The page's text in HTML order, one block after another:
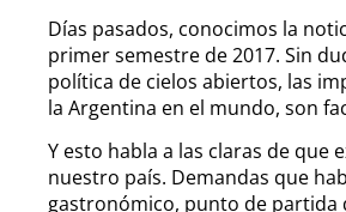
Días pasados, conocimos la
primer semestre de 2017. Sin
política de cielos abiertos, las
la Argentina en el mundo, son
Y esto habla a las claras de
nuestro país. Demandas que
gastronómico, punto de partida